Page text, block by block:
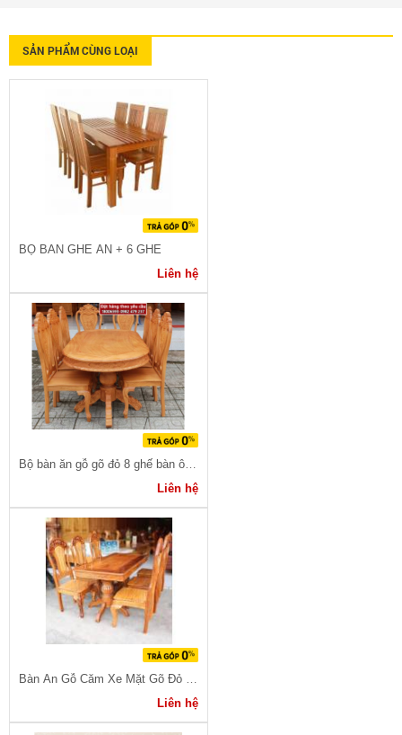
SẢN PHẨM CÙNG LOẠI
BỘ BÀN GHẾ ĂN + 6 GHẾ
Liên hệ
Bộ bàn ăn gỗ gõ đỏ 8 ghế bàn ô van
Liên hệ
Bàn Ăn Gỗ Căm Xe Mặt Gõ Đỏ 6 Ghế
Liên hệ